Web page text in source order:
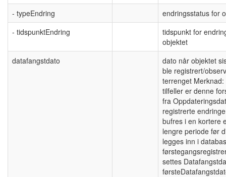
- typeEndring
endringsstatus for
- tidspunktEndring
tidspunkt for
objektet
datafangstdato
dato når objektet
ble registrert/
terrenget
tilfeller er denne
fra
registrerte
bufres i en kortere
lengre periode før
legges inn i
settes